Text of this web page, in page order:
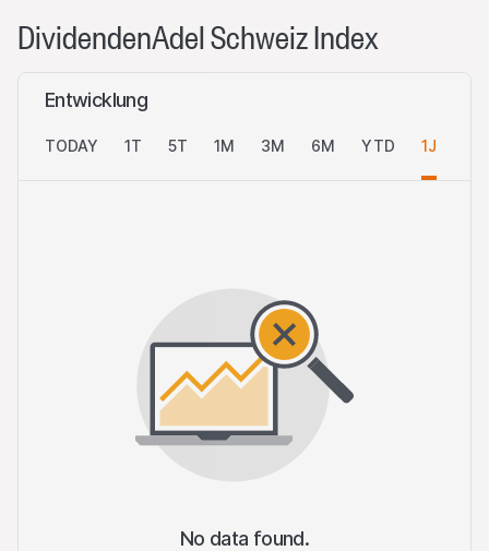
DividendenAdel Schweiz Index
Entwicklung
TODAY 1T 5T 1M 3M 6M YTD 1J
No data found.